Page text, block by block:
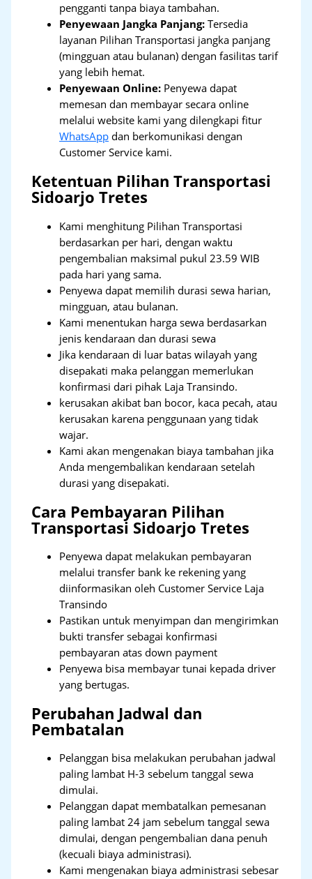
pengganti tanpa biaya tambahan.
Penyewaan Jangka Panjang: Tersedia
layanan Pilihan Transportasi jangka panjang
(mingguan atau bulanan) dengan fasilitas tarif
yang lebih hemat.
Penyewaan Online: Penyewa dapat
memesan dan membayar secara online
melalui website kami yang dilengkapi fitur
WhatsApp dan berkomunikasi dengan
Customer Service kami.
Ketentuan Pilihan Transportasi
Sidoarjo Tretes
Kami menghitung Pilihan Transportasi
berdasarkan per hari, dengan waktu
pengembalian maksimal pukul 23.59 WIB
pada hari yang sama.
Penyewa dapat memilih durasi sewa harian,
mingguan, atau bulanan.
Kami menentukan harga sewa berdasarkan
jenis kendaraan dan durasi sewa
Jika kendaraan di luar batas wilayah yang
disepakati maka pelanggan memerlukan
konfirmasi dari pihak Laja Transindo.
kerusakan akibat ban bocor, kaca pecah, atau
kerusakan karena penggunaan yang tidak
wajar.
Kami akan mengenakan biaya tambahan jika
Anda mengembalikan kendaraan setelah
durasi yang disepakati.
Cara Pembayaran Pilihan
Transportasi Sidoarjo Tretes
Penyewa dapat melakukan pembayaran
melalui transfer bank ke rekening yang
diinformasikan oleh Customer Service Laja
Transindo
Pastikan untuk menyimpan dan mengirimkan
bukti transfer sebagai konfirmasi
pembayaran atas down payment
Penyewa bisa membayar tunai kepada driver
yang bertugas.
Perubahan Jadwal dan
Pembatalan
Pelanggan bisa melakukan perubahan jadwal
paling lambat H-3 sebelum tanggal sewa
dimulai.
Pelanggan dapat membatalkan pemesanan
paling lambat 24 jam sebelum tanggal sewa
dimulai, dengan pengembalian dana penuh
(kecuali biaya administrasi).
Kami mengenakan biaya administrasi sebesar